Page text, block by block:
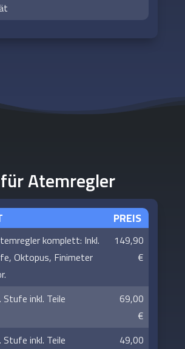
Atemregler
PREIS
komplett: Inkl.
Oktopus, Finimeter
149,90
€
Stufe inkl. Teile
69,00
€
Stufe inkl. Teile
49,00